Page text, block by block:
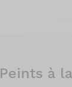
Peints à